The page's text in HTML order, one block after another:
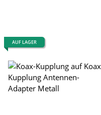
AUF LAGER